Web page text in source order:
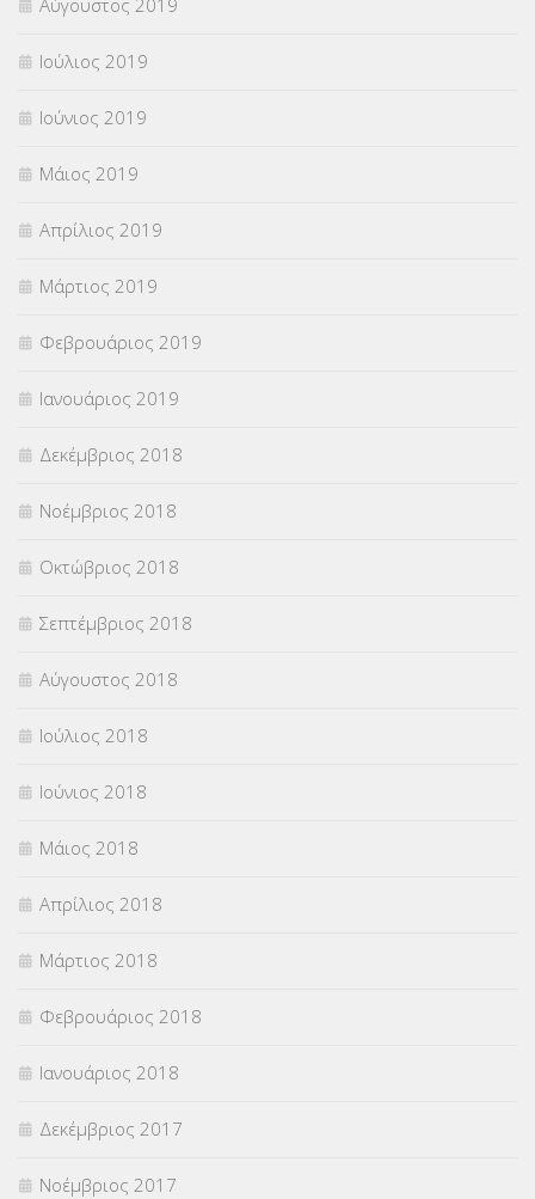
Ιούλιος 2019
Ιούνιος 2019
Μάιος 2019
Απρίλιος 2019
Μάρτιος 2019
Φεβρουάριος 2019
Ιανουάριος 2019
Δεκέμβριος 2018
Νοέμβριος 2018
Οκτώβριος 2018
Σεπτέμβριος 2018
Αύγουστος 2018
Ιούλιος 2018
Ιούνιος 2018
Μάιος 2018
Απρίλιος 2018
Μάρτιος 2018
Φεβρουάριος 2018
Ιανουάριος 2018
Δεκέμβριος 2017
Νοέμβριος 2017